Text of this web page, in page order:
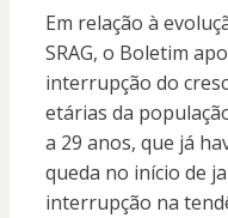
Em relação à
SRAG, o Boletim
interrupção do
etárias da
a 29 anos, que já
queda no início de
interrupção na